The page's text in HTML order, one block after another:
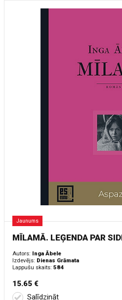
Jaunums
MĪLAMĀ. LEĢENDA PAR
Autors: Inga Ābele
Izdevējs: Dienas Grāmata
Lappušu skaits: 584
15.65 €
Salīdzināt